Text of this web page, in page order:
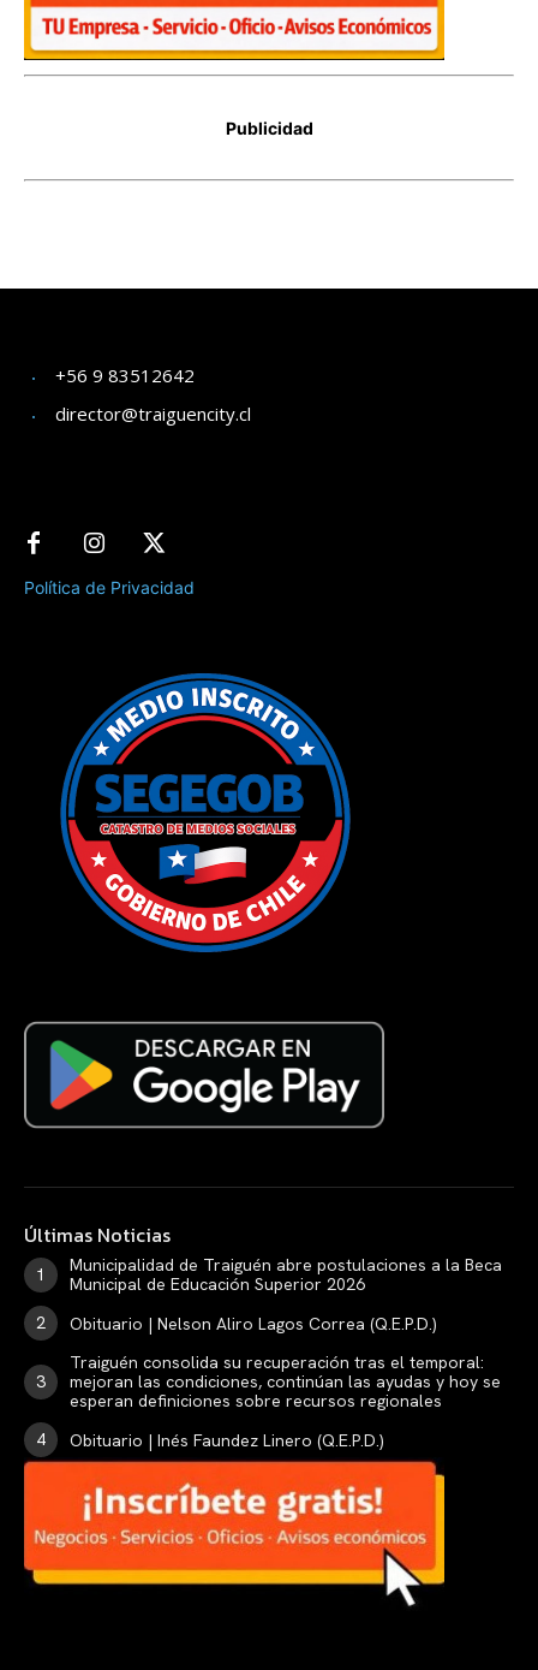
+56 9 83512642
director@traiguencity.cl
Política de Privacidad
Últimas Noticias
Municipalidad de Traiguén abre postulaciones a la Beca
Municipal de Educación Superior 2026
Obituario | Nelson Aliro Lagos Correa (Q.E.P.D.)
Traiguén consolida su recuperación tras el temporal:
mejoran las condiciones, continúan las ayudas y hoy se
esperan definiciones sobre recursos regionales
Obituario | Inés Faundez Linero (Q.E.P.D.)